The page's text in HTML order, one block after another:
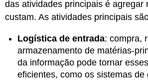
das atividades principais é agregar
custam. As atividades principais
Logística de entrada: compra,
armazenamento de matérias-
da informação pode tornar
eficientes, como os sistemas de